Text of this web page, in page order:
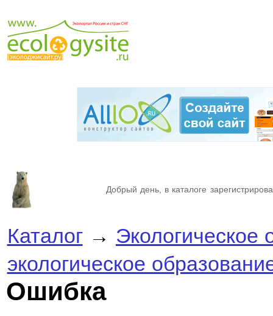
Добрый день, в каталоге
Каталог→ Экологическое
экологическое
Ошибка